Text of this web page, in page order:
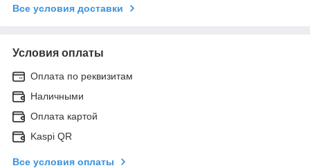
Все условия доставки
Условия оплаты
Оплата по реквизитам
Наличными
Оплата картой
Kaspi QR
Все условия оплаты